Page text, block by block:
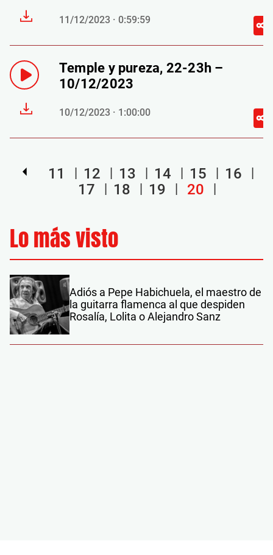
11/12/2023 · 0:59:59
Temple y pureza, 22-23h –
10/12/2023
10/12/2023 · 1:00:00
11 12 13 14 15
16
17
18 19 20
Lo más visto
Adiós a Pepe Habichuela, el maestro de
la guitarra flamenca al que despiden
Rosalía, Lolita o Alejandro Sanz